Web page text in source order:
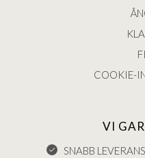
COOKIE-
VI
SNABB